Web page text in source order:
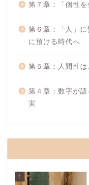
第７章：「個性
第６章：「人」に
に預ける時代へ
第５章：人間性
第４章：数字が
実
1